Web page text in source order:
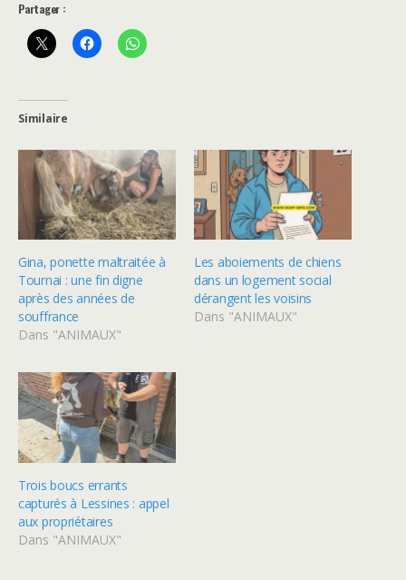
Partager :
Similaire
Gina, ponette maltraitée à
Tournai : une fin digne
après des années de
souffrance
Dans "ANIMAUX"
Les aboiements de chiens
dans un logement social
dérangent les voisins
Dans "ANIMAUX"
Trois boucs errants
capturés à Lessines : appel
aux propriétaires
Dans "ANIMAUX"